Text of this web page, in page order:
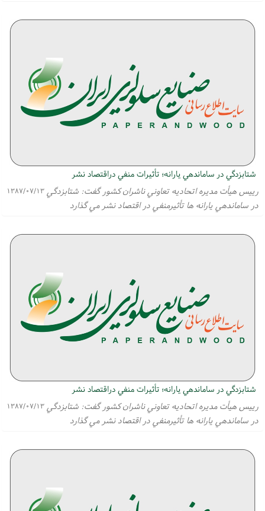
شتابزدگي در ساماندهي يارانه؛ تأثيرات منفي دراقتصاد نشر
۱۳۸۷/۰۷/۱۳ رييس هيأت مديره اتحاديه تعاوني ناشران كشور گفت: شتابزدگي
در ساماندهي يارانه ها تأثيرمنفي در اقتصاد نشر مي گذارد
شتابزدگي در ساماندهي يارانه؛ تأثيرات منفي دراقتصاد نشر
۱۳۸۷/۰۷/۱۳ رييس هيأت مديره اتحاديه تعاوني ناشران كشور گفت: شتابزدگي
در ساماندهي يارانه ها تأثيرمنفي در اقتصاد نشر مي گذارد